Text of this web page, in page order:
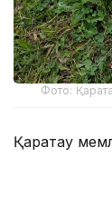
Фото:
Қаратау